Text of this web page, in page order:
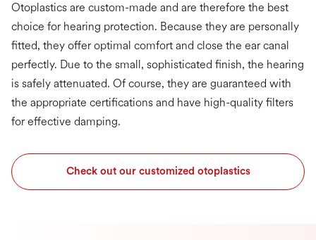
Otoplastics are custom-made and are therefore the best
choice for hearing protection. Because they are personally
fitted, they offer optimal comfort and close the ear canal
perfectly. Due to the small, sophisticated finish, the hearing
is safely attenuated. Of course, they are guaranteed with
the appropriate certifications and have high-quality filters
for effective damping.
Check out our customized otoplastics